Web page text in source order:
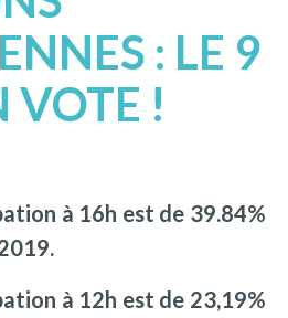
: LE 9
VOTE !
à 16h est de 39.84%
à 12h est de 23,19%